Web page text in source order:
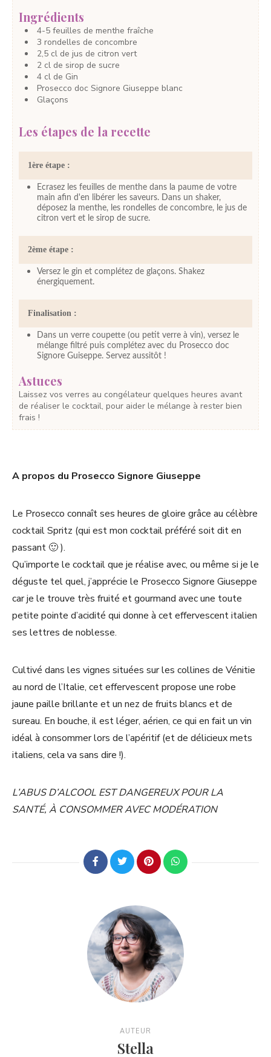
Ingrédients
4-5 feuilles de menthe fraîche
3 rondelles de concombre
2,5 cl de jus de citron vert
2 cl de sirop de sucre
4 cl de Gin
Prosecco doc Signore Giuseppe blanc
Glaçons
Les étapes de la recette
1ère étape :
Ecrasez les feuilles de menthe dans la paume de votre
main afin d'en libérer les saveurs. Dans un shaker,
déposez la menthe, les rondelles de concombre, le jus de
citron vert et le sirop de sucre.
2ème étape :
Versez le gin et complétez de glaçons. Shakez
énergiquement.
Finalisation :
Dans un verre coupette (ou petit verre à vin), versez le
mélange filtré puis complétez avec du Prosecco doc
Signore Guiseppe. Servez aussitôt !
Astuces
Laissez vos verres au congélateur quelques heures avant
de réaliser le cocktail, pour aider le mélange à rester bien
frais !
A propos du Prosecco Signore Giuseppe
Le Prosecco connaît ses heures de gloire grâce au célèbre
cocktail Spritz (qui est mon cocktail préféré soit dit en
passant 🙂 ).
Qu’importe le cocktail que je réalise avec, ou même si je le
déguste tel quel, j’apprécie le Prosecco Signore Giuseppe
car je le trouve très fruité et gourmand avec une toute
petite pointe d’acidité qui donne à cet effervescent italien
ses lettres de noblesse.
Cultivé dans les vignes situées sur les collines de Vénitie
au nord de l’Italie, cet effervescent propose une robe
jaune paille brillante et un nez de fruits blancs et de
sureau. En bouche, il est léger, aérien, ce qui en fait un vin
idéal à consommer lors de l’apéritif (et de délicieux mets
italiens, cela va sans dire !).
L’ABUS D’ALCOOL EST DANGEREUX POUR LA
SANTÉ, À CONSOMMER AVEC MODÉRATION
AUTEUR
Stella